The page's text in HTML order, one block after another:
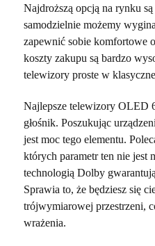
Najdroższą opcją na rynku
samodzielnie możemy
zapewnić sobie komfortowe
koszty zakupu są bardzo
telewizory proste w
Najlepsze telewizory OLED
głośnik. Poszukując
jest moc tego elementu.
których parametr ten nie jest
technologią Dolby
Sprawia to, że będziesz się
trójwymiarowej przestrzeni,
wrażenia.